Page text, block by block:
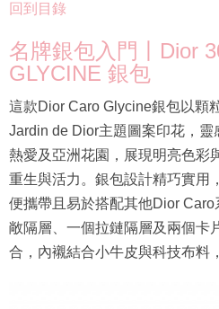
回到目錄
名牌銀包入門丨Dior
GLYCINE 銀包
這款Dior Caro Glycine銀包以顆
Jardin de Dior主題圖案印花，
熱愛及亞洲花園，展現明亮色彩
重生與活力。銀包設計精巧實用
便攜帶且易於搭配其他Dior
敞隔層、一個拉鏈隔層及兩個卡
合，內襯結合小牛皮與科技布料